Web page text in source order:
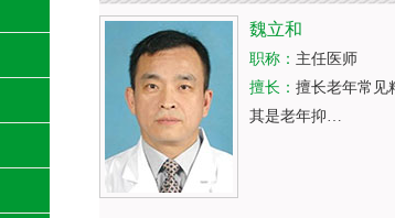
魏立和
职称： 主任医师
擅长： 擅长老年常见
其是老年抑…